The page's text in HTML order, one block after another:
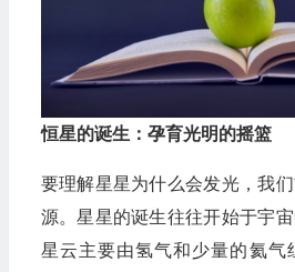
恒星的诞生：孕育光明的摇篮
要理解星星为什么会发光，我
源。星星的诞生往往开始于宇
星云主要由氢气和少量的氦气